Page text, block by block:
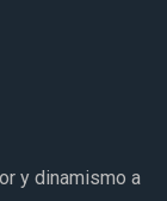
y dinamismo a